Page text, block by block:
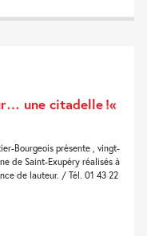
une citadelle !«
Bourgeois présente , vingt-
de Saint-Exupéry réalisés à
de lauteur. / Tél. 01 43 22